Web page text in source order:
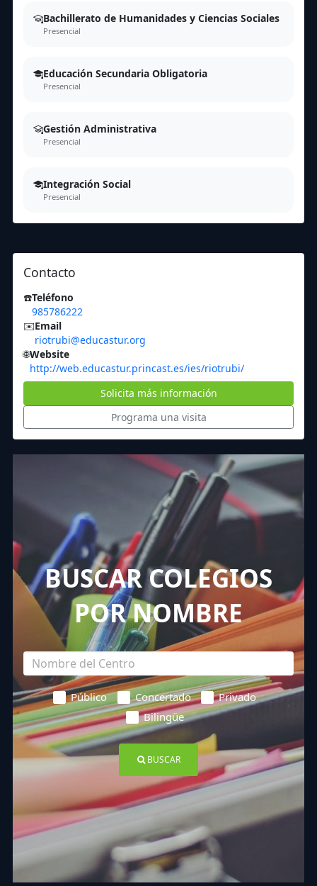
Bachillerato de Humanidades y Ciencias Sociales
Presencial
Educación Secundaria Obligatoria
Presencial
Gestión Administrativa
Presencial
Integración Social
Presencial
Contacto
☎️Teléfono
985786222
✉️Email
riotrubi@educastur.org
🌐Website
http://web.educastur.princast.es/ies/riotrubi/
Solicita más información
Programa una visita
BUSCAR COLEGIOS
POR NOMBRE
Público Concertado
Privado
Bilingüe
BUSCAR